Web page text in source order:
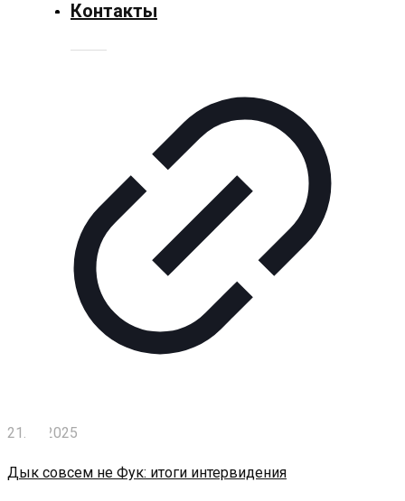
Технологии
читателя
Блокчейн
О
нас
Помощь
проекту
Контакты
21.09.2025
Дык совсем не Фук: итоги интервидения